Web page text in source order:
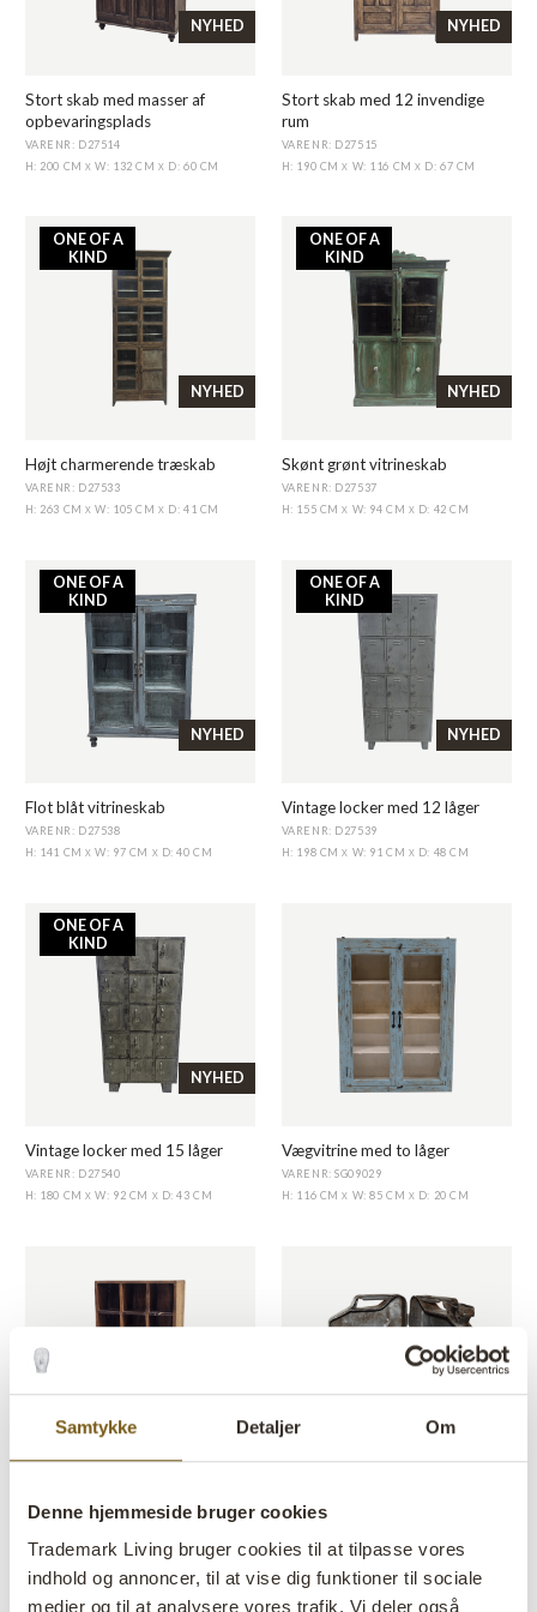
Samtykke Detaljer Om
Denne hjemmeside bruger cookies
Trademark Living bruger cookies til at tilpasse vores
indhold og annoncer, til at vise dig funktioner til sociale
medier og til at analysere vores trafik. Vi deler også
NYHED
Stort skab med masser af
opbevaringsplads
VARENR: D27514
H: 200 CMX W: 132 CMX D: 60 CM
NYHED
Stort skab med 12 invendige
rum
VARENR: D27515
H: 190 CMX W: 116 CMX D: 67 CM
NYHED
ONE OF A
KIND
Højt charmerende træskab
VARENR: D27533
H: 263 CMX W: 105 CMX D: 41 CM
NYHED
ONE OF A
KIND
Skønt grønt vitrineskab
VARENR: D27537
H: 155 CMX W: 94 CM X D: 42 CM
NYHED
ONE OF A
KIND
Flot blåt vitrineskab
VARENR: D27538
H: 141 CMX W: 97 CM X D: 40 CM
NYHED
ONE OF A
KIND
Vintage locker med 12 låger
VARENR: D27539
H: 198 CMX W: 91 CM X D: 48 CM
NYHED
ONE OF A
KIND
Vintage locker med 15 låger
VARENR: D27540
H: 180 CMX W: 92 CM X D: 43 CM
Vægvitrine med to låger
VARENR: SG09029
H: 116 CMX W: 85 CM X D: 20 CM
VARENR: D0718
VARENR: SG16172